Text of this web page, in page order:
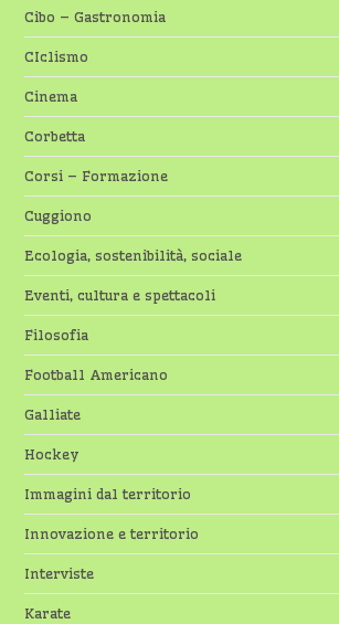
Cibo – Gastronomia
CIclismo
Cinema
Corbetta
Corsi – Formazione
Cuggiono
Ecologia, sostenibilità, sociale
Eventi, cultura e spettacoli
Filosofia
Football Americano
Galliate
Hockey
Immagini dal territorio
Innovazione e territorio
Interviste
Karate